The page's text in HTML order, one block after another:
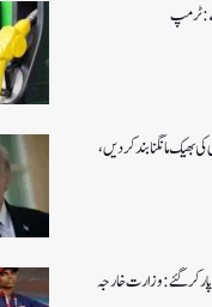
بھیک مانگنا بند کر دیں،
کرگئے: وزارت خارجہ